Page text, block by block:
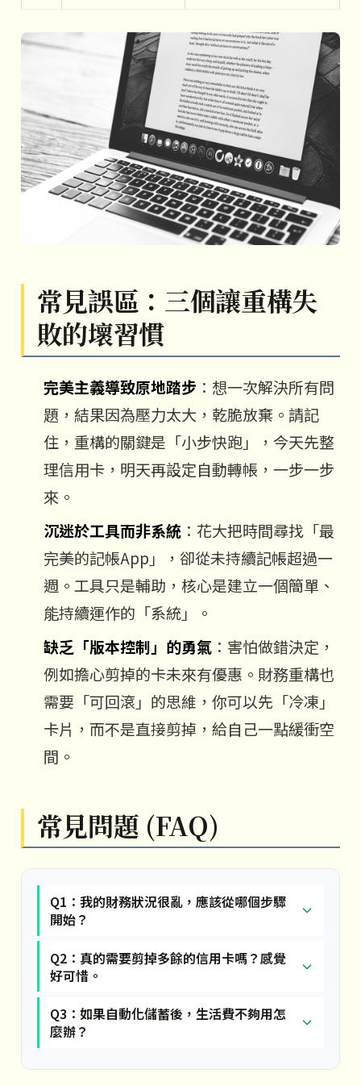
常見誤區：三個讓重構失
敗的壞習慣
完美主義導致原地踏步 ：想一次解決所有問
題，結果因為壓力太大，乾脆放棄。請記
住，重構的關鍵是「小步快跑」，今天先整
理信用卡，明天再設定自動轉帳，一步一步
來。
沉迷於工具而非系統：花大把時間尋找「最
完美的記帳App」，卻從未持續記帳超過一
週。工具只是輔助，核心是建立一個簡單、
能持續運作的「系統」。
缺乏「版本控制」的勇氣：害怕做錯決定，
例如擔心剪掉的卡未來有優惠。財務重構也
需要「可回滾」的思維，你可以先「冷凍」
卡片，而不是直接剪掉，給自己一點緩衝空
間。
常見問題 (FAQ)
Q1：我的財務狀況很亂，應該從哪個步驟
開始？
Q2：真的需要剪掉多餘的信用卡嗎？感覺
好可惜。
Q3：如果自動化儲蓄後，生活費不夠用怎
麼辦？